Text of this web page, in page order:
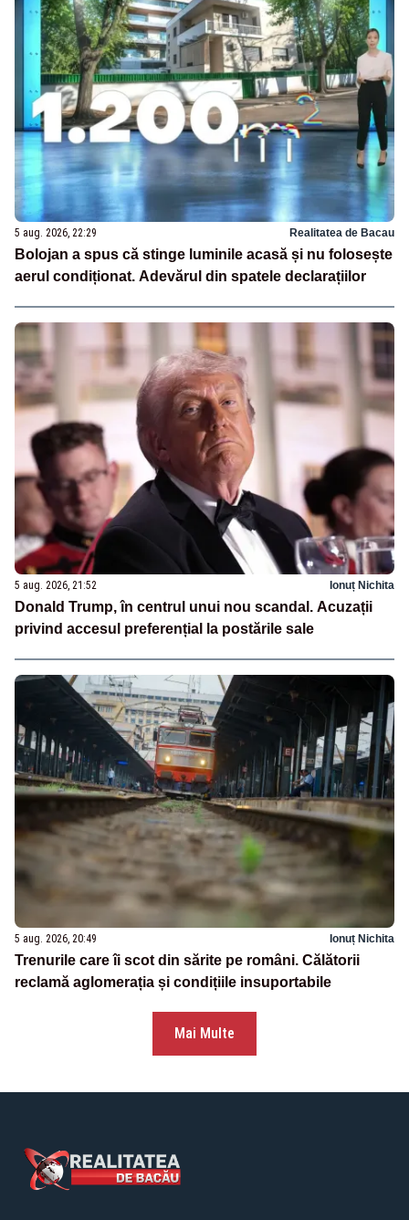
5 aug. 2026, 22:29 Realitatea de Bacau
Bolojan a spus că stinge luminile acasă și nu folosește
aerul condiționat. Adevărul din spatele declarațiilor
5 aug. 2026, 21:52 Ionuț Nichita
Donald Trump, în centrul unui nou scandal. Acuzații
privind accesul preferențial la postările sale
5 aug. 2026, 20:49 Ionuț Nichita
Trenurile care îi scot din sărite pe români. Călătorii
reclamă aglomerația și condițiile insuportabile
Mai Multe